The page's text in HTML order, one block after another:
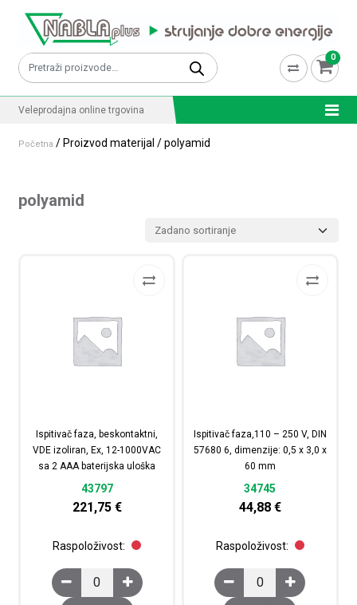
Pretraži: 0
Veleprodajna online trgovina
Početna / Proizvod materijal / polyamid
polyamid
Ispitivač faza, beskontaktni,
VDE izoliran, Ex, 12-1000VAC
sa 2 AAA baterijska uloška
43797
221,75 €
Raspoloživost:
Ispitivač faza, beskontaktni, VDE izoliran, Ex, 12-
Ispitivač faza,110 – 250 V, DIN
57680 6, dimenzije: 0,5 x 3,0 x
60 mm
34745
44,88 €
Raspoloživost:
Ispitivač faza,110 -